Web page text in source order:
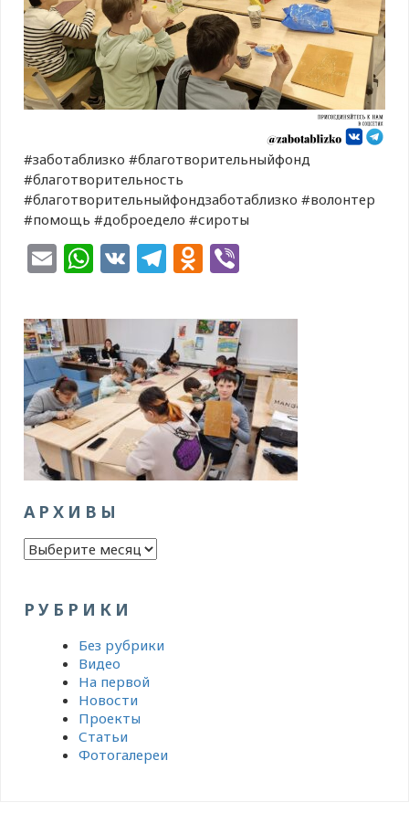
#заботаблизко #благотворительныйфонд
#благотворительность
#благотворительныйфондзаботаблизко #волонтер
#помощь #доброедело #сироты
EmailWhatsApp
VK Telegram
Odnoklassniki
АРХИВЫ
Архивы
РУБРИКИ
Без рубрики
Видео
На первой
Новости
Проекты
Статьи
Фотогалереи